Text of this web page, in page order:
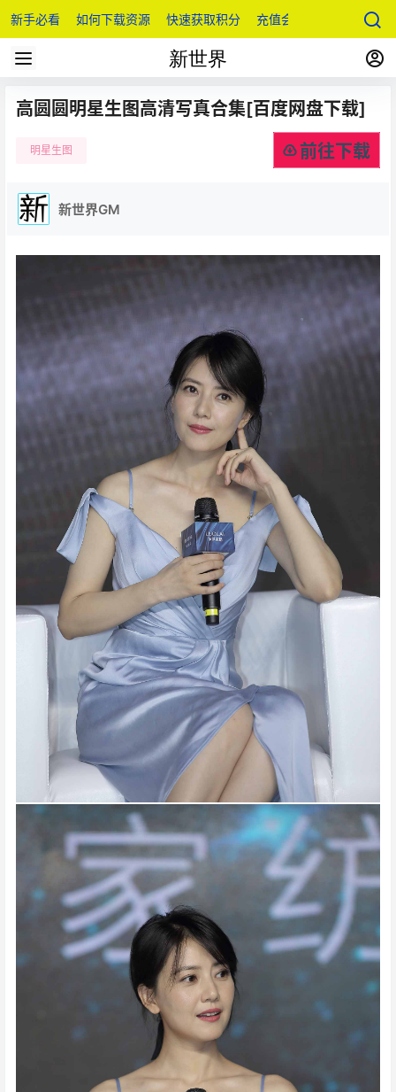
新手必看 如何下载资源 快速获取积分 充值会员
高圆圆明星生图高清写真合集[百度网盘下载]
明星生图 前往下载
新世界GM